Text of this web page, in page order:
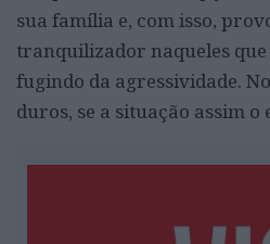
sua família e, com isso,
tranquilizador naqueles que
fugindo da agressividade.
duros, se a situação assim o